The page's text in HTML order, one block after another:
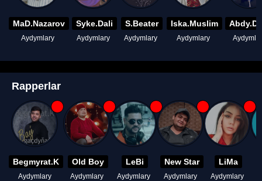
MaD.Nazarov
Aydymlary
Syke.Dali
Aydymlary
S.Beater
Aydymlary
Iska.Muslim
Aydymlary
Rapperlar
Begmyrat.K
Aydymlary
Old Boy
Aydymlary
LeBi
Aydymlary
New Star
Aydymlary
LiMa
Aydymlary